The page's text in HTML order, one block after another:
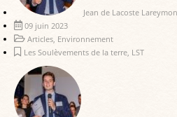
Jean de Lacoste
09 juin 2023
Articles Environnement
Les Soulèvements de la terre LST